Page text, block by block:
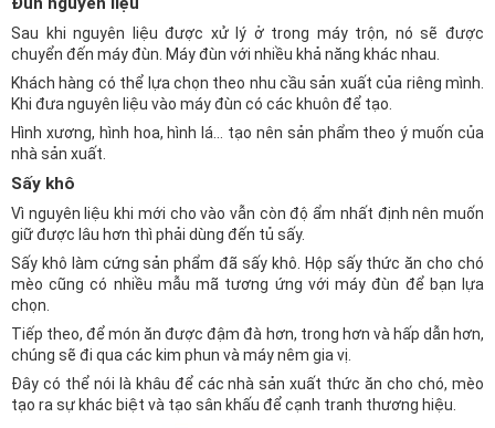
Sau khi nguyên liệu được xử lý ở trong máy trộn, nó sẽ được
chuyển đến máy đùn. Máy đùn với nhiều khả năng khác nhau.
Khách hàng có thể lựa chọn theo nhu cầu sản xuất của riêng mình.
Khi đưa nguyên liệu vào máy đùn có các khuôn để tạo.
Hình xương, hình hoa, hình lá… tạo nên sản phẩm theo ý muốn của
nhà sản xuất.
Sấy khô
Vì nguyên liệu khi mới cho vào vẫn còn độ ẩm nhất định nên muốn
giữ được lâu hơn thì phải dùng đến tủ sấy.
Sấy khô làm cứng sản phẩm đã sấy khô. Hộp sấy thức ăn cho chó
mèo cũng có nhiều mẫu mã tương ứng với máy đùn để bạn lựa
chọn.
Tiếp theo, để món ăn được đậm đà hơn, trong hơn và hấp dẫn hơn,
chúng sẽ đi qua các kim phun và máy nêm gia vị.
Đây có thể nói là khâu để các nhà sản xuất thức ăn cho chó, mèo
tạo ra sự khác biệt và tạo sân khấu để cạnh tranh thương hiệu.